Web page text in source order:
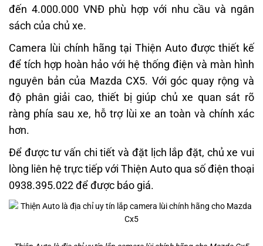
đến 4.000.000 VNĐ phù hợp với nhu cầu và ngân
sách của chủ xe.
Camera lùi chính hãng tại Thiện Auto được thiết kế
để tích hợp hoàn hảo với hệ thống điện và màn hình
nguyên bản của Mazda CX5. Với góc quay rộng và
độ phân giải cao, thiết bị giúp chủ xe quan sát rõ
ràng phía sau xe, hỗ trợ lùi xe an toàn và chính xác
hơn.
Để được tư vấn chi tiết và đặt lịch lắp đặt, chủ xe vui
lòng liên hệ trực tiếp với Thiện Auto qua số điện thoại
0938.395.022 để được báo giá.